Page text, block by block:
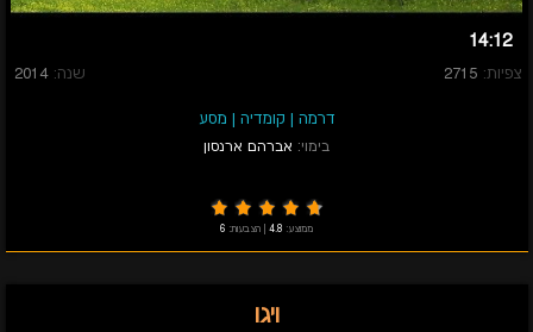
14:12
צפיות: 2715 שנה: 2014
דרמה | קומדיה | מסע
בימוי: אברהם ארנסון
ממוצע: 4.8 הצבעות: 6
ויגו